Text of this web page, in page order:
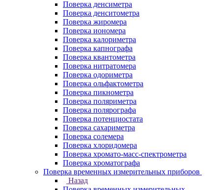
Поверка денсиметра
Поверка денситометра
Поверка жиромера
Поверка иономера
Поверка калориметра
Поверка капнографа
Поверка квантометра
Поверка нитратомера
Поверка одориметра
Поверка ольфактометра
Поверка пикнометра
Поверка поляриметра
Поверка полярографа
Поверка потенциостата
Поверка сахариметра
Поверка солемера
Поверка хлоридомера
Поверка хромато-масс-спектрометра
Поверка хроматографа
Поверка временных измерительных приборов
Назад